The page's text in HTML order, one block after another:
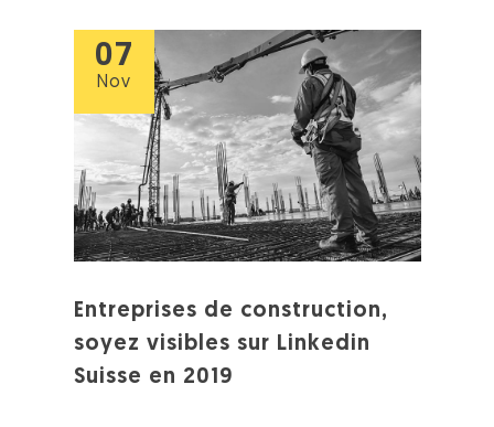
07
Nov
Entreprises de construction,
soyez visibles sur Linkedin
Suisse en 2019